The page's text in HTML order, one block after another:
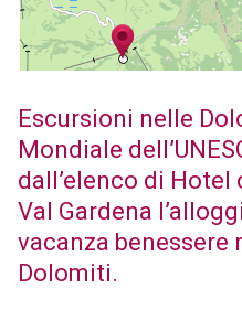
Escursioni nelle
Mondiale
dall’elenco di Hotel
Val Gardena
vacanza
Dolomiti.